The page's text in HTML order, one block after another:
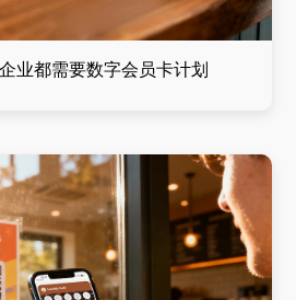
业都需要数字会员卡计划